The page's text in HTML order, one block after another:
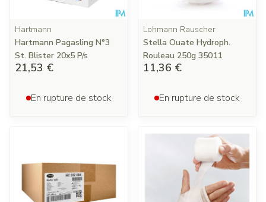
Hartmann
Hartmann Pagasling N°3
St. Blister 20x5 P/s
21,53 €
En rupture de stock
Lohmann Rauscher
Stella Ouate Hydroph.
Rouleau 250g 35011
11,36 €
En rupture de stock